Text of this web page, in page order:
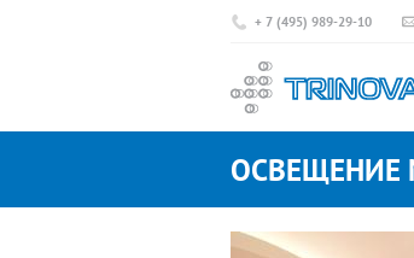
+ 7 (495) 989-29-10
ОСВЕЩЕНИЕ